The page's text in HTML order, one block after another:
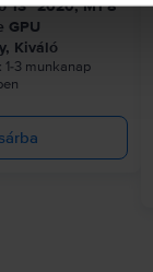
13″ 2020, M1 8
GPU
Kiváló
1-3 munkanap